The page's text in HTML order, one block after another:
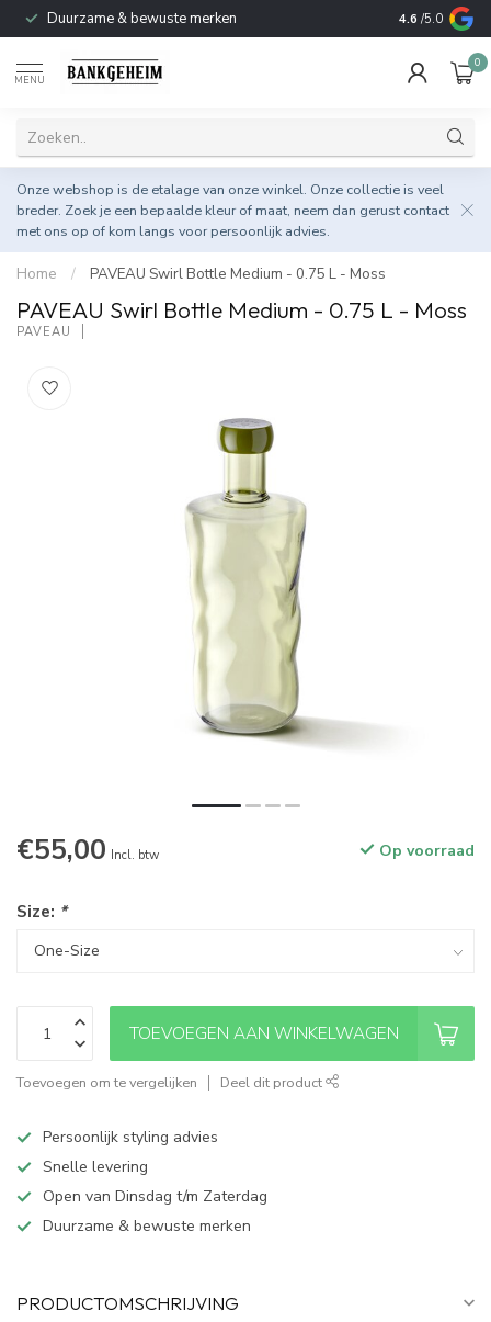
Duurzame & bewuste merken 4.6 /5.0
MENU
0
Onze webshop is de etalage van onze winkel. Onze collectie is veel
breder. Zoek je een bepaalde kleur of maat, neem dan gerust contact
met ons op of kom langs voor persoonlijk advies.
Home / PAVEAU Swirl Bottle Medium - 0.75 L - Moss
PAVEAU Swirl Bottle Medium - 0.75 L - Moss
PAVEAU
€55,00 Incl. btw Op voorraad
Size: *
TOEVOEGEN AAN WINKELWAGEN
Toevoegen om te vergelijken Deel dit product
Persoonlijk styling advies
Snelle levering
Open van Dinsdag t/m Zaterdag
Duurzame & bewuste merken
PRODUCTOMSCHRIJVING